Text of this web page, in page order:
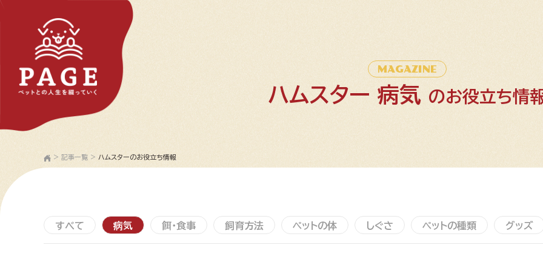
MAGAZINE
ハムスター 病気 のお役立ち情
> 記事一覧 > ハムスターのお役立ち情報
すべて 病気 餌・食事 飼育方法 ペットの体 しぐさ ペットの種類 グッズ